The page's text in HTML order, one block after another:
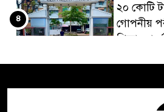
২০ কোটি
গোপনীয়
শিক্ষা
৪
ছেলের